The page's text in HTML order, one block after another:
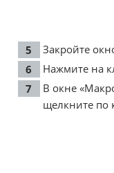
Закройте
Нажмите на
В окне
щелкните по